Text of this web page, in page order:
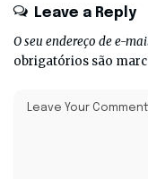
Leave a Reply
O seu endereço de e-
obrigatórios são